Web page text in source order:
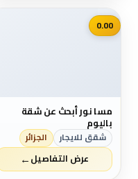
📷
0.00
مسا نور أبحث عن شقة
باليوم
شقق للايجار الجزائر
عرض التفاصيل←